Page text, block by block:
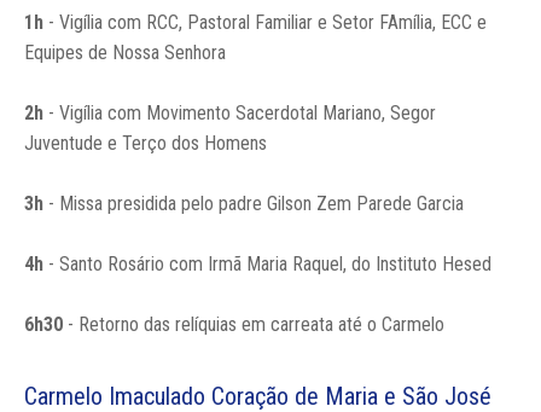
1h - Vigília com RCC, Pastoral Familiar e Setor FAmília, ECC e
Equipes de Nossa Senhora
2h - Vigília com Movimento Sacerdotal Mariano, Segor
Juventude e Terço dos Homens
3h - Missa presidida pelo padre Gilson Zem Parede Garcia
4h - Santo Rosário com Irmã Maria Raquel, do Instituto Hesed
6h30 - Retorno das relíquias em carreata até o Carmelo
Carmelo Imaculado Coração de Maria e São José